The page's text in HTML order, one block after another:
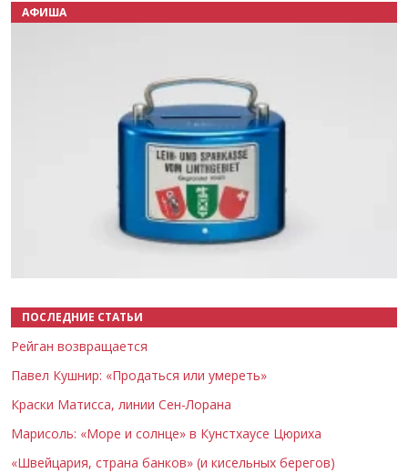
АФИША
ПОСЛЕДНИЕ СТАТЬИ
Рейган возвращается
Павел Кушнир: «Продаться или умереть»
Краски Матисса, линии Сен-Лорана
Марисоль: «Море и солнце» в Кунстхаусе Цюриха
«Швейцария, страна банков» (и кисельных берегов)